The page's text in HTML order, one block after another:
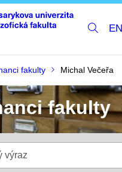
EN
fakulty Michal Večeřa
fakulty